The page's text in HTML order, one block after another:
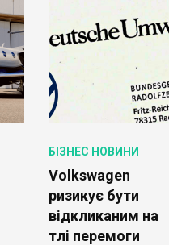
БІЗНЕС НОВИНИ
Volkswagen
ризикує бути
відкликаним на
тлі перемоги